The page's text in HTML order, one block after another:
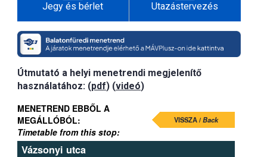
Jegy és bérlet Utazástervezés
Útmutató a helyi menetrendi megjelenítő
használatához: (pdf) (videó)
MENETREND EBBŐL A
MEGÁLLÓBÓL:
Timetable from this stop:
VISSZA /Back
Vázsonyi utca